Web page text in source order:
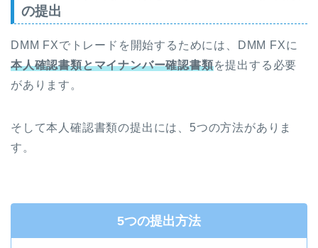
の提出
DMM FXでトレードを開始するためには、DMM FXに
本人確認書類とマイナンバー確認書類を提出する必要
があります。
そして本人確認書類の提出には、5つの方法がありま
す。
5つの提出方法